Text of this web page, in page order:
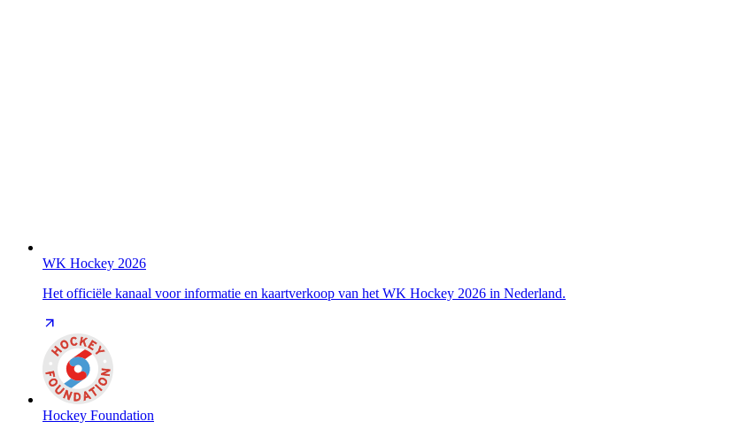
WK Hockey 2026
Het officiële kanaal voor informatie en kaartverkoop van het WK Hockey 2026 in Nederland.
Hockey Foundation